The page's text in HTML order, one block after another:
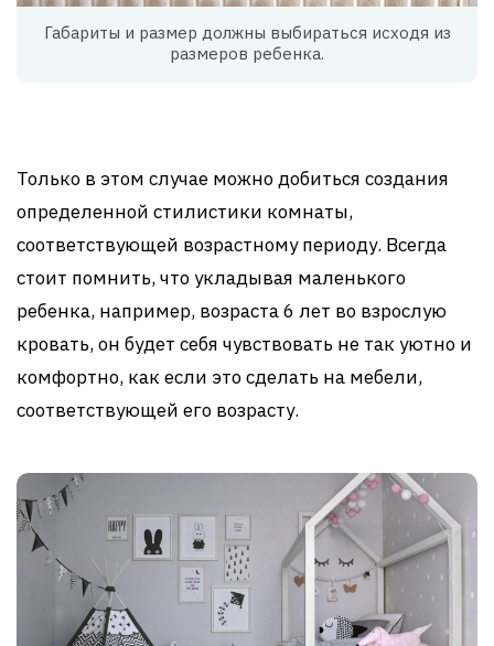
Габариты и размер должны выбираться исходя из
размеров ребенка.
Только в этом случае можно добиться создания
определенной стилистики комнаты,
соответствующей возрастному периоду. Всегда
стоит помнить, что укладывая маленького
ребенка, например, возраста 6 лет во взрослую
кровать, он будет себя чувствовать не так уютно и
комфортно, как если это сделать на мебели,
соответствующей его возрасту.